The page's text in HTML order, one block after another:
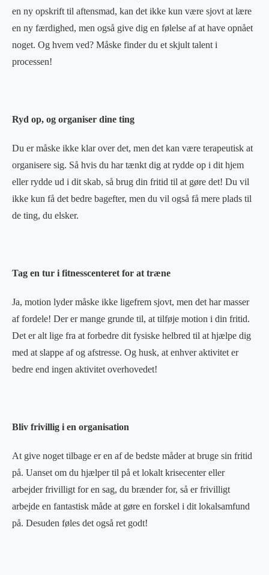
en ny opskrift til aftensmad, kan det ikke kun være sjovt at lære
en ny færdighed, men også give dig en følelse af at have opnået
noget. Og hvem ved? Måske finder du et skjult talent i
processen!
Ryd op, og organiser dine ting
Du er måske ikke klar over det, men det kan være terapeutisk at
organisere sig. Så hvis du har tænkt dig at rydde op i dit hjem
eller rydde ud i dit skab, så brug din fritid til at gøre det! Du vil
ikke kun få det bedre bagefter, men du vil også få mere plads til
de ting, du elsker.
Tag en tur i fitnesscenteret for at træne
Ja, motion lyder måske ikke ligefrem sjovt, men det har masser
af fordele! Der er mange grunde til, at tilføje motion i din fritid.
Det er alt lige fra at forbedre dit fysiske helbred til at hjælpe dig
med at slappe af og afstresse. Og husk, at enhver aktivitet er
bedre end ingen aktivitet overhovedet!
Bliv frivillig i en organisation
At give noget tilbage er en af de bedste måder at bruge sin fritid
på. Uanset om du hjælper til på et lokalt krisecenter eller
arbejder frivilligt for en sag, du brænder for, så er frivilligt
arbejde en fantastisk måde at gøre en forskel i dit lokalsamfund
på. Desuden føles det også ret godt!